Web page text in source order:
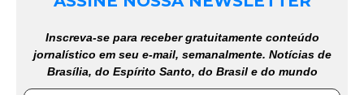
Inscreva-se para receber gratuitamente conteúdo
jornalístico em seu e-mail, semanalmente. Notícias de
Brasília, do Espírito Santo, do Brasil e do mundo